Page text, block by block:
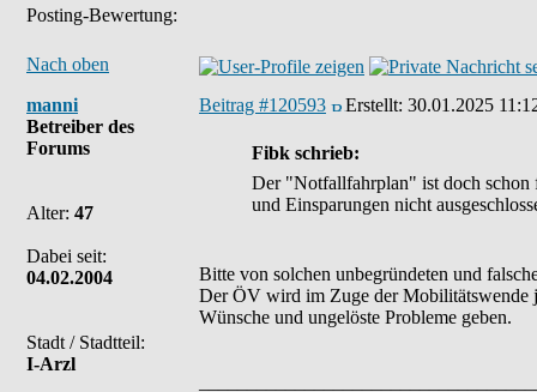
Posting-Bewertung:
Nach oben
manni
Betreiber des
Forums
Alter: 47
Dabei seit:
04.02.2004
Stadt / Stadtteil:
I-Arzl
Beitrag #120593 Erstellt: 30.01.2025
Fibk schrieb:
Der "Notfallfahrplan" ist doch
und Einsparungen nicht
Bitte von solchen unbegründeten und
Der ÖV wird im Zuge der Mobilitätswende
Wünsche und ungelöste Probleme geben.